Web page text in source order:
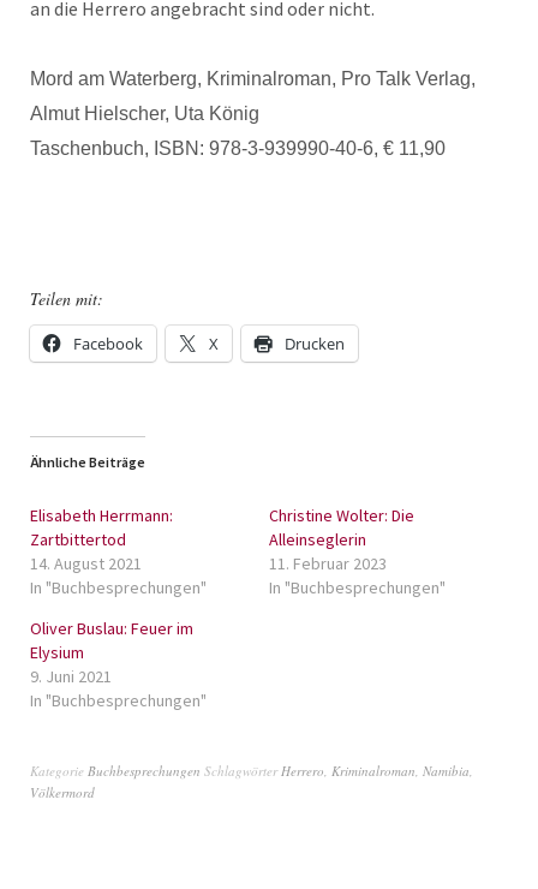
an die Herrero angebracht sind oder nicht.
Mord am Waterberg, Kriminalroman, Pro Talk Verlag,
Almut Hielscher, Uta König
Taschenbuch, ISBN: 978-3-939990-40-6, € 11,90
Teilen mit:
Facebook X Drucken
Ähnliche Beiträge
Elisabeth Herrmann:
Zartbittertod
14. August 2021
In "Buchbesprechungen"
Christine Wolter: Die
Alleinseglerin
11. Februar 2023
In "Buchbesprechungen"
Oliver Buslau: Feuer im
Elysium
9. Juni 2021
In "Buchbesprechungen"
Kategorie Buchbesprechungen SchlagwörterHerrero, Kriminalroman, Namibia,
Völkermord